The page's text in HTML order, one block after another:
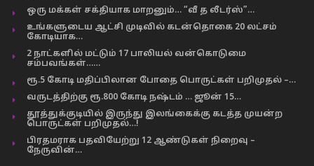
ஒரு மக்கள் சக்தியாக மாறனும்… “வீ த லீடர்ஸ்”…
உங்களுடைய ஆட்சி முடிவில் கடன்தொகை 20 லட்சம்
கோடியாக…
2 நாட்களில் மட்டும் 17 பாலியல் வன்கொடுமை
சம்பவங்கள்……
ரூ.5 கோடி மதிப்பிலான போதை பொருட்கள் பறிமுதல் –…
வருடத்திற்கு ரூ.800 கோடி நஷ்டம் … ஜூன் 15…
தூத்துக்குடியில் இருந்து இலங்கைக்கு கடத்த முயன்ற
பொருட்கள் பறிமுதல்…!
பிரதமராக பதவியேற்று 12 ஆண்டுகள் நிறைவு –
நேருவின்…